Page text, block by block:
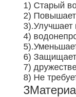
1) Старый
2) Повышает
3).Улучшает
4)
5).
6)
7)
8) Не